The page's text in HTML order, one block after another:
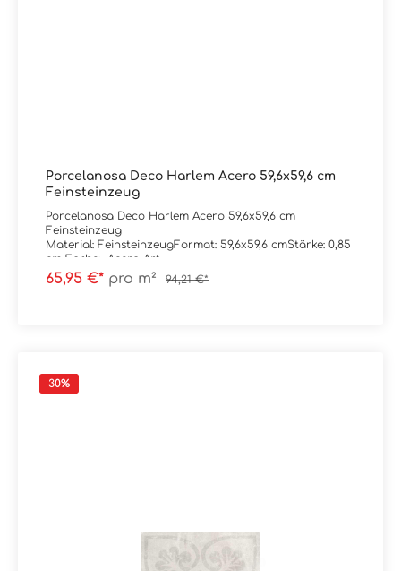
Porcelanosa Deco Harlem Acero 59,6x59,6 cm
Feinsteinzeug
Porcelanosa Deco Harlem Acero 59,6x59,6 cm
Feinsteinzeug
Material: FeinsteinzeugFormat: 59,6x59,6 cmStärke: 0,85
cm Farbe: Acero Art.-
Nr: 100328041Kante: rektifiziertOberfläche:
matt Trittsicherheit: R9Verpackungsdaten:Paketinhalt:
65,95 €* pro m² 94,21 €*
30%